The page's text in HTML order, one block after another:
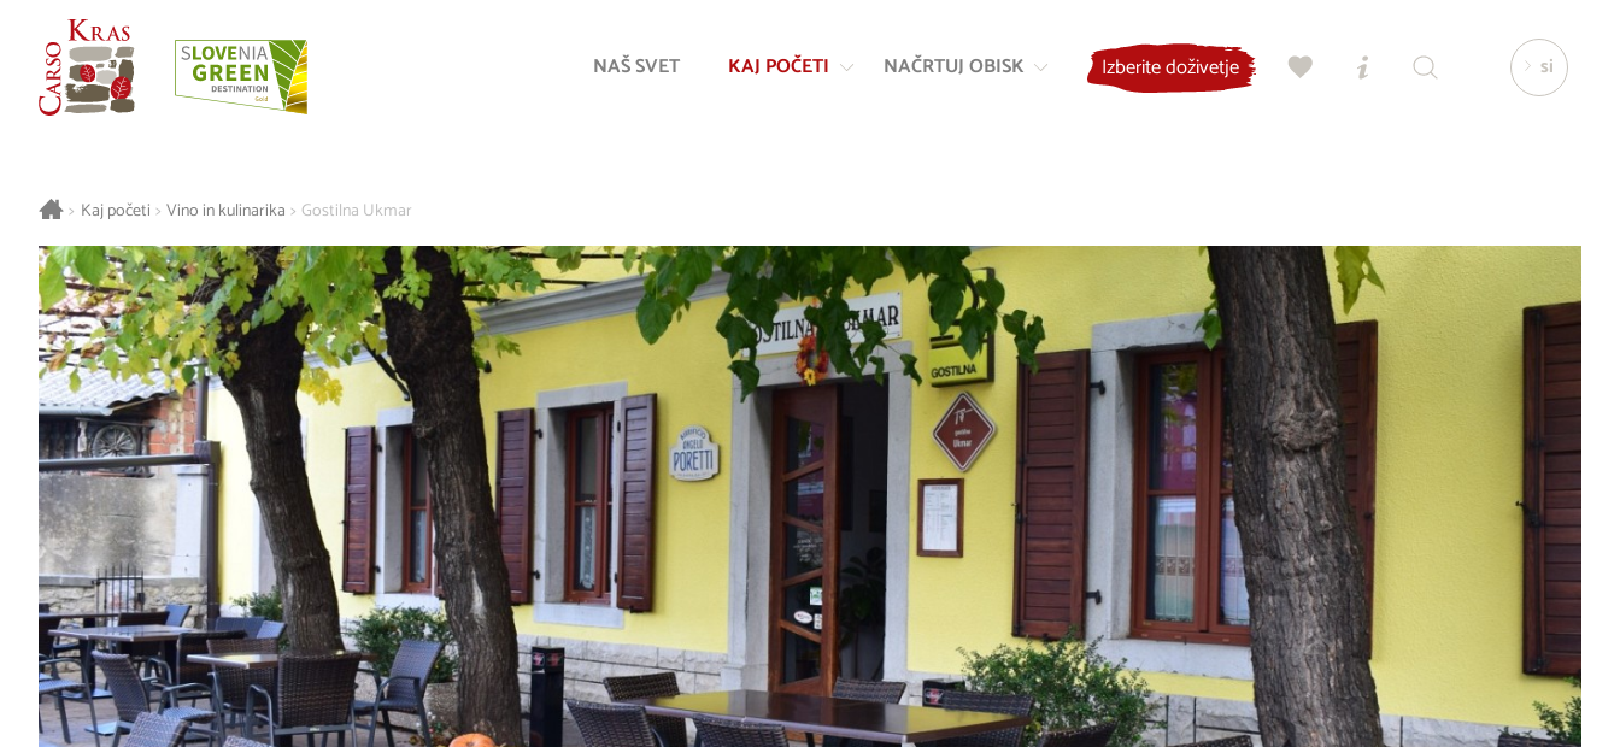
vsebino
NAŠ SVET KAJ POČETI NAČRTUJ OBISK Izberite doživetje si
> Kaj početi > Vino in kulinarika > Gostilna Ukmar